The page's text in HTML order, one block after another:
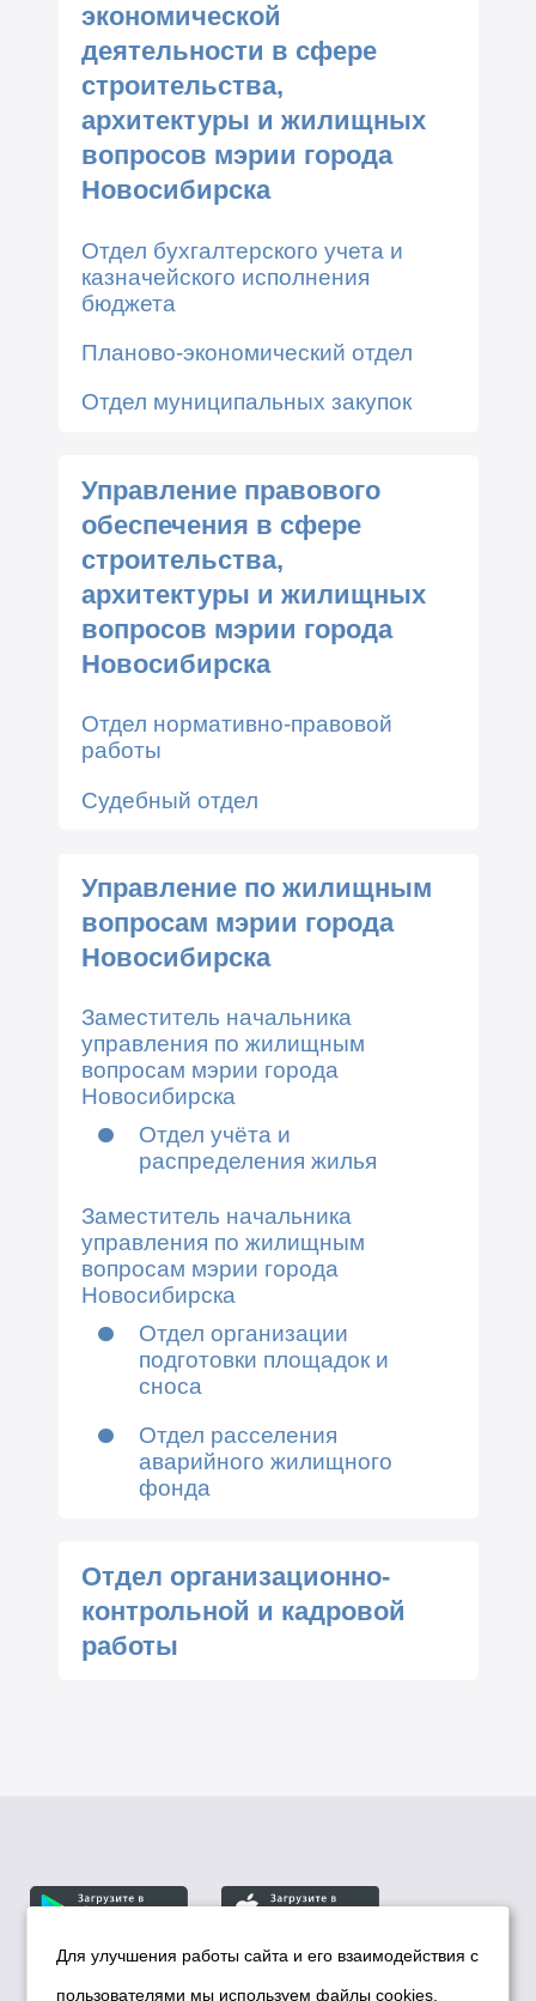
экономической
деятельности в сфере
строительства,
архитектуры и жилищных
вопросов мэрии города
Новосибирска
Отдел бухгалтерского учета и
казначейского исполнения
бюджета
Планово-экономический отдел
Отдел муниципальных закупок
Управление правового
обеспечения в сфере
строительства,
архитектуры и жилищных
вопросов мэрии города
Новосибирска
Отдел нормативно-правовой
работы
Судебный отдел
Управление по жилищным
вопросам мэрии города
Новосибирска
Заместитель начальника
управления по жилищным
вопросам мэрии города
Новосибирска
Отдел учёта и
распределения жилья
Заместитель начальника
управления по жилищным
вопросам мэрии города
Новосибирска
Отдел организации
подготовки площадок и
сноса
Отдел расселения
аварийного жилищного
фонда
Отдел организационно-
контрольной и кадровой
работы
Для улучшения работы сайта и его взаимодействия с
пользователями мы используем файлы cookies.